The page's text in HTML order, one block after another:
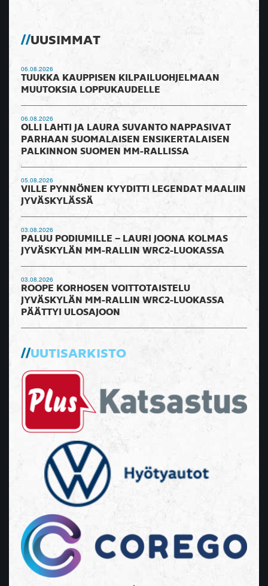
UUSIMMAT
06.08.2026
TUUKKA KAUPPISEN KILPAILUOHJELMAAN
MUUTOKSIA LOPPUKAUDELLE
06.08.2026
OLLI LAHTI JA LAURA SUVANTO NAPPASIVAT
PARHAAN SUOMALAISEN ENSIKERTALAISEN
PALKINNON SUOMEN MM-RALLISSA
05.08.2026
VILLE PYNNÖNEN KYYDITTI LEGENDAT MAALIIN
JYVÄSKYLÄSSÄ
03.08.2026
PALUU PODIUMILLE – LAURI JOONA KOLMAS
JYVÄSKYLÄN MM-RALLIN WRC2-LUOKASSA
03.08.2026
ROOPE KORHOSEN VOITTOTAISTELU
JYVÄSKYLÄN MM-RALLIN WRC2-LUOKASSA
PÄÄTTYI ULOSAJOON
UUTISARKISTO